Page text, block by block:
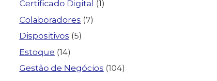
Certificado Digital (1)
Colaboradores (7)
Dispositivos (5)
Estoque (14)
Gestão de Negócios (104)